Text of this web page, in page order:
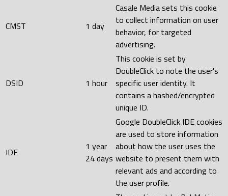
CMST 1 day
Casale Media sets this cookie
to collect information on user
behavior, for targeted
advertising.
DSID 1 hour
This cookie is set by
DoubleClick to note the user's
specific user identity. It
contains a hashed/encrypted
unique ID.
IDE
1 year
24 days
Google DoubleClick IDE cookies
are used to store information
about how the user uses the
website to present them with
relevant ads and according to
the user profile.